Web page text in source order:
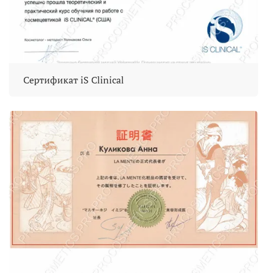
Сертификат iS Clinical